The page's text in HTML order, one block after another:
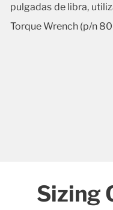
pulgadas de libra,
Torque Wrench (p/n
Sizing